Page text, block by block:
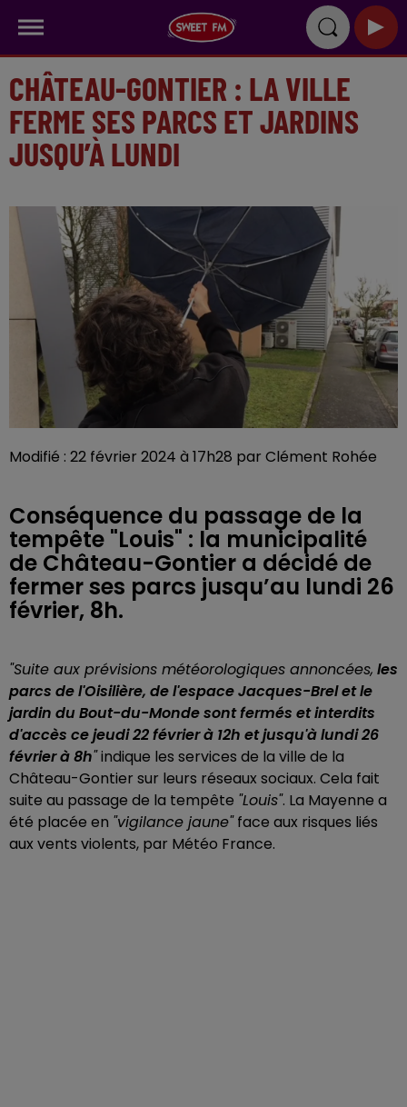
CHÂTEAU-GONTIER : LA VILLE
FERME SES PARCS ET JARDINS
JUSQU’À LUNDI
Modifié : 22 février 2024 à 17h28 par Clément Rohée
Conséquence du passage de la
tempête "Louis" : la municipalité
de Château-Gontier a décidé de
fermer ses parcs jusqu’au lundi 26
février, 8h.
"Suite aux prévisions météorologiques annoncées, les
parcs de l'Oisilière, de l'espace Jacques-Brel et le
jardin du Bout-du-Monde sont fermés et interdits
d'accès ce jeudi 22 février à 12h et jusqu'à lundi 26
février à 8h"indique les services de la ville de la
Château-Gontier sur leurs réseaux sociaux. Cela fait
suite au passage de la tempête "Louis". La Mayenne a
été placée en "vigilance jaune"face aux risques liés
aux vents violents, par Météo France.